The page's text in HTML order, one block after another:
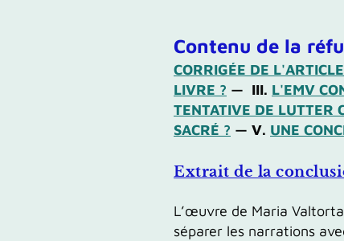
Contenu de la
CORRIGÉE DE L'ARTICLE
LIVRE ? — III. L'EMV
TENTATIVE DE LUTTER
SACRÉ ? — V. UNE
Extrait de la
L’œuvre de Maria Valtorta
séparer les narrations